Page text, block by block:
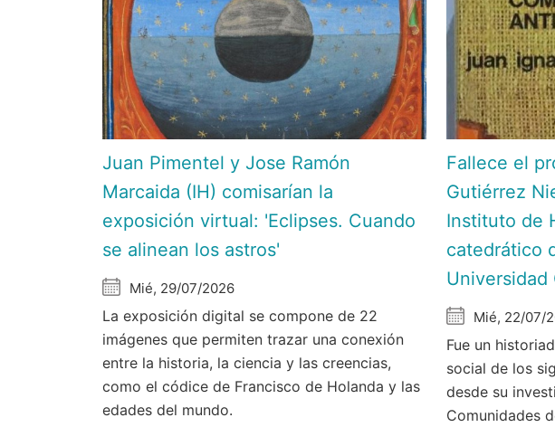
Juan Pimentel y Jose Ramón
Marcaida (IH) comisarían la
exposición virtual: 'Eclipses. Cuando
se alinean los astros'
Mié, 29/07/2026
La exposición digital se compone de 22
imágenes que permiten trazar una conexión
entre la historia, la ciencia y las creencias,
como el códice de Francisco de Holanda y las
edades del mundo.
Fallece el
Gutiérrez
Instituto de
catedrático
Universidad
Mié, 22/07/
Fue un
social de los
desde su
Comunidades